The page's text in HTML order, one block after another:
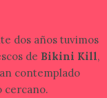
dos años tuvimos
de Bikini Kill,
contemplado
cercano.